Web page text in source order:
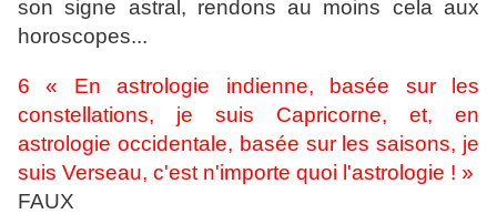
son signe astral, rendons au moins cela aux
horoscopes...
6 « En astrologie indienne, basée sur les
constellations, je suis Capricorne, et, en
astrologie occidentale, basée sur les saisons, je
suis Verseau, c'est n'importe quoi l'astrologie ! »
FAUX